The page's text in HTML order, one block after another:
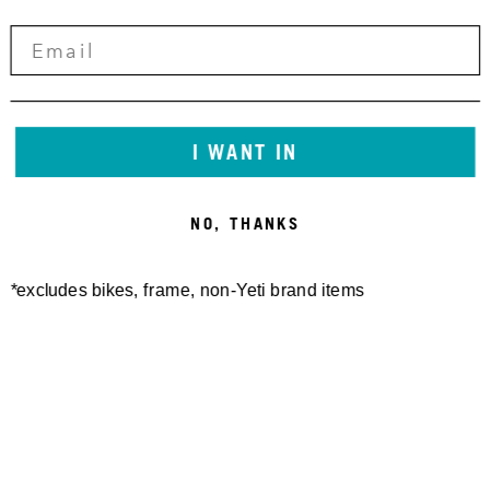
I WANT IN
NO, THANKS
*excludes bikes, frame, non-Yeti brand items